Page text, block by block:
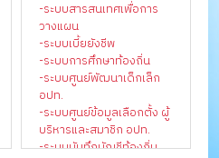
-ระบบสารสนเทศเพื่อการ
วางแผน
-ระบบเบี้ยยังชีพ
-ระบบการศึกษาท้องถิ่น
-ระบบศูนย์พัฒนาเด็กเล็ก
อปท.
-ระบบศูนย์ข้อมูลเลือกตั้ง ผู้
บริหารและสมาชิก อปท.
-ระบบบันทึกบัญชีท้องถิ่น